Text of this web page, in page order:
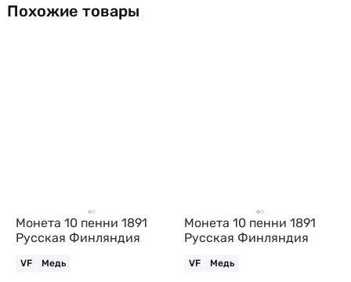
Похожие товары
Монета 10 пенни 1891
Русская Финляндия
VF Медь
Монета 10 пенни 1891
Русская Финляндия
VF Медь